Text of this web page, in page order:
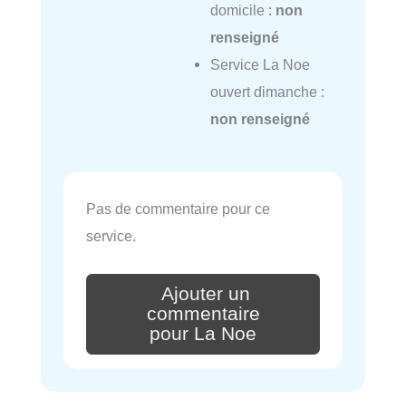
domicile : non
renseigné
Service La Noe
ouvert dimanche :
non renseigné
Pas de commentaire pour ce
service.
Ajouter un
commentaire
pour La Noe